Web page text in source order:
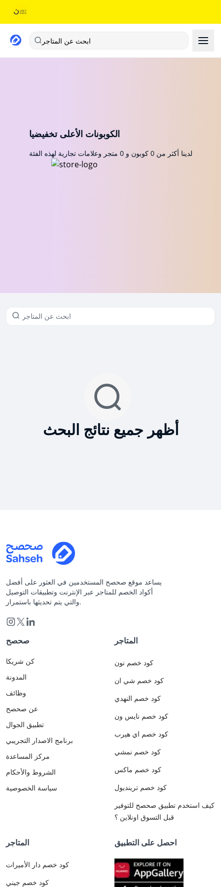
ابحث عن المتاجر
الكوبونات الأعلى تخفيضيا
لدينا أكثر من 0 كوبون و 0 متجر وعلامات تجارية لهذه الفئة
أظهر جميع نتائج البحث
يساعد موقع صحصح المستخدمين في العثور على أفضل
أكواد الخصم للمتاجر عبر الإنترنت وتطبيقات التوصيل
والتي يتم تحديثها باستمرار.
صحصح
كن شريكا
المدونة
وظائف
عن صحصح
تطبيق الجوال
برنامج الاصدار التجريبي
مركز المساعدة
الشروط والأحكام
سياسة الخصوصية
المتاجر
كود خصم نون
كود خصم شي ان
كود خصم النهدي
كود خصم نايس ون
كود خصم اي هيرب
كود خصم نمشي
كود خصم ماكس
كود خصم ترينديول
كيف استخدم تطبيق صحصح للتوفير
قبل التسوق اونلاين ؟
المتاجر
كود خصم دار الأميرات
كود خصم جيني
احصل على التطبيق